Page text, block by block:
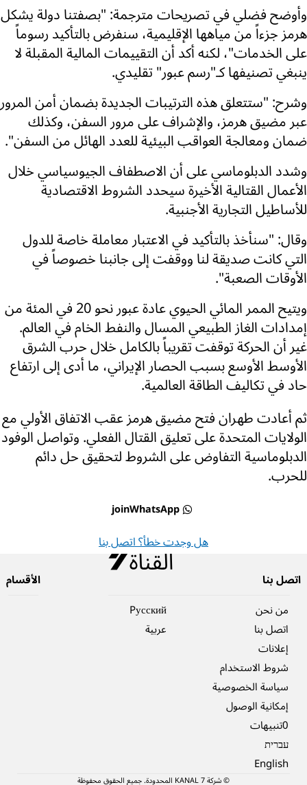
وأوضح فضلي في تصريحات مترجمة: "بصفتنا دولة يشكل
هرمز جزءاً من مياهها الإقليمية، سنفرض بالتأكيد رسوماً
على الخدمات"، لكنه أكد أن التقييمات المالية المقبلة لا
ينبغي تصنيفها كـ"رسم عبور" تقليدي.
وشرح: "ستتعلق هذه الترتيبات الجديدة بضمان أمن المرور
عبر مضيق هرمز، والإشراف على مرور السفن، وكذلك
ضمان ومعالجة العواقب البيئية للعدد الهائل من السفن".
وشدد الدبلوماسي على أن الاصطفاف الجيوسياسي خلال
الأعمال القتالية الأخيرة سيحدد الشروط الاقتصادية
للأساطيل التجارية الأجنبية.
وقال: "سنأخذ بالتأكيد في الاعتبار معاملة خاصة للدول
التي كانت صديقة لنا ووقفت إلى جانبنا خصوصاً في
الأوقات الصعبة".
ويتيح الممر المائي الحيوي عادة عبور نحو 20 في المئة من
إمدادات الغاز الطبيعي المسال والنفط الخام في العالم.
غير أن الحركة توقفت تقريباً بالكامل خلال حرب الشرق
الأوسط الأوسع بسبب الحصار الإيراني، ما أدى إلى ارتفاع
حاد في تكاليف الطاقة العالمية.
ثم أعادت طهران فتح مضيق هرمز عقب الاتفاق الأولي مع
الولايات المتحدة على تعليق القتال الفعلي. وتواصل الوفود
الدبلوماسية التفاوض على الشروط لتحقيق حل دائم
للحرب.
joinWhatsApp
هل وجدت خطأ؟ اتصل بنا
اتصل بنا
من نحن
اتصل بنا
إعلانات
شروط الاستخدام
سياسة الخصوصية
إمكانية الوصول
0تنبيهات
עברית
English
Pусский
عربية
الأقسام
© شركة 7 KANAL المحدودة. جميع الحقوق محفوظة